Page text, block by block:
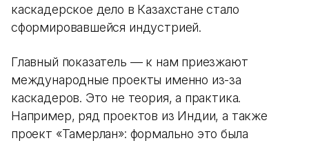
каскадерское дело в Казахстане стало
сформировавшейся индустрией.
Главный показатель — к нам приезжают
международные проекты именно из-за
каскадеров. Это не теория, а практика.
Например, ряд проектов из Индии, а также
проект «Тамерлан»: формально это была